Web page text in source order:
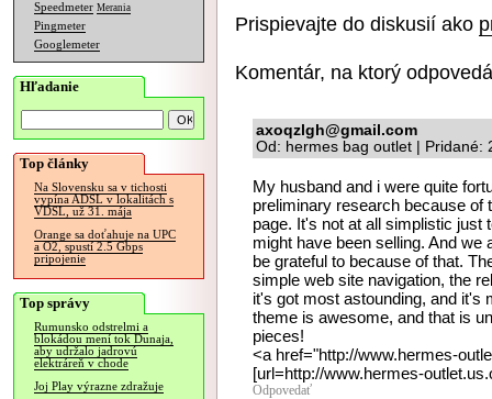
Speedmeter Merania
Pingmeter
Googlemeter
Hľadanie
Top články
Na Slovensku sa v tichosti
vypína ADSL v lokalitách s
VDSL, už 31. mája
Orange sa doťahuje na UPC
a O2, spustí 2.5 Gbps
pripojenie
Top správy
Rumunsko odstrelmi a
blokádou mení tok Dunaja,
aby udržalo jadrovú
elektráreň v chode
Joj Play výrazne zdražuje
Prispievajte do diskusií ako
Komentár, na ktorý
axoqzlgh@gmail.com
Od: hermes bag outlet | Pridané:
My husband and i were quite
preliminary research because of
page. It's not at all simplistic just
might have been selling. And we
be grateful to because of that.
simple web site navigation, the
it's got most astounding, and it's
theme is awesome, and that is
pieces!
<a href="http://www.hermes-
[url=http://www.hermes-
Odpovedať